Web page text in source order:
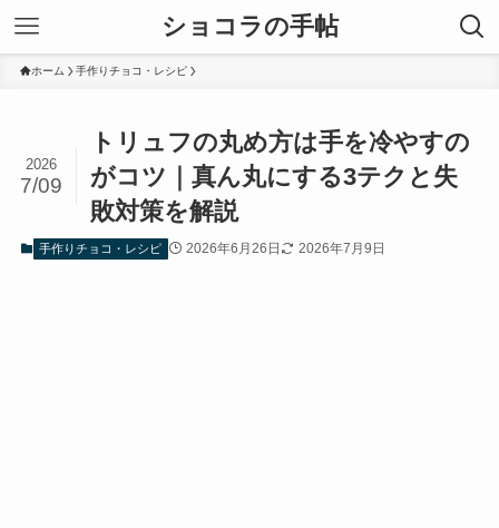
ショコラの手帖
ホーム 手作りチョコ・レシピ
トリュフの丸め方は手を冷やすの
がコツ｜真ん丸にする3テクと失
敗対策を解説
2026
7/09
手作りチョコ・レシピ 2026年6月26日 2026年7月9日